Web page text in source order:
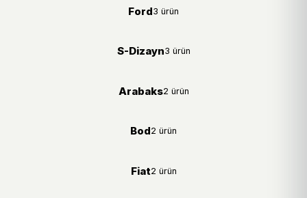
Ford3 ürün
S-Dizayn3 ürün
Arabaks2 ürün
Bod2 ürün
Fiat2 ürün